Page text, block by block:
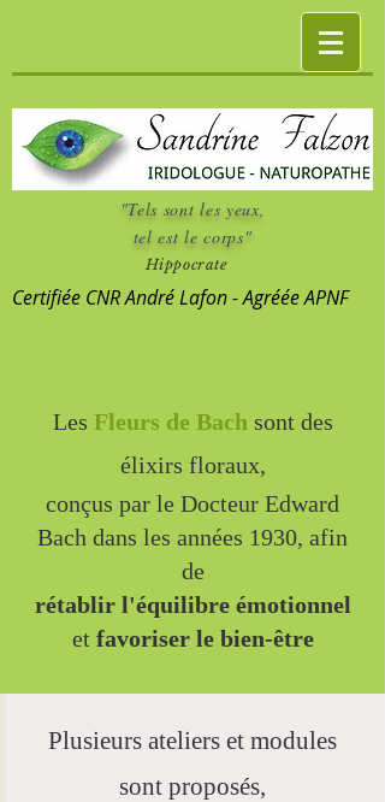
"Tels sont les yeux,
tel est le corps"
Hippocrate
Certifiée CNR André Lafon - Agréée APNF
Les Fleurs de Bach sont des
élixirs floraux,
conçus par le Docteur Edward
Bach dans les années 1930, afin
de
rétablir l'équilibre émotionnel
et favoriser le bien-être
Plusieurs ateliers et modules
sont proposés,